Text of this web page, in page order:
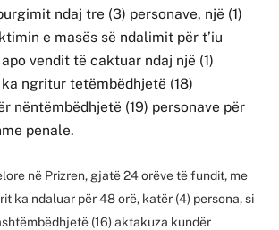
ndaj tre (3) personave, një (1)
e masës së ndalimit për t’iu
vendit të caktuar ndaj një (1)
ngritur tetëmbëdhjetë (18)
nëntëmbëdhjetë (19) personave për
penale.
në Prizren, gjatë 24 orëve të fundit, me
ka ndaluar për 48 orë, katër (4) persona, si
(16) aktakuza kundër